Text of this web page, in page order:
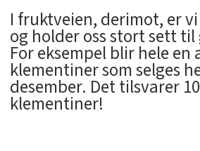
I fruktveien, derimot, er
og holder oss stort sett til
For eksempel blir hele en
klementiner som selges
desember. Det tilsvarer
klementiner!